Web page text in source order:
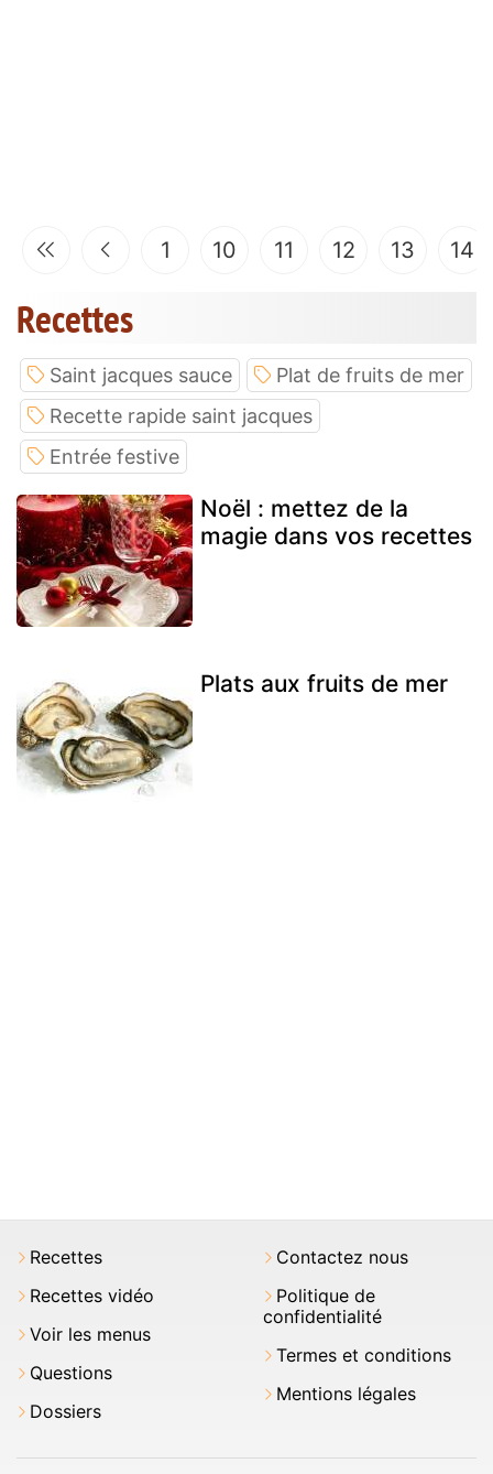
1 10 11 12 13 14
Recettes
Saint jacques sauce
Plat de fruits de mer
Recette rapide saint jacques
Entrée festive
Noël : mettez de la
magie dans vos recettes
Plats aux fruits de mer
Recettes
Recettes vidéo
Voir les menus
Questions
Dossiers
Contactez nous
Politique de
confidentialité
Termes et conditions
Mentions légales